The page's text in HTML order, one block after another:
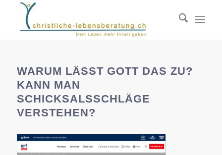
WARUM LÄSST GOTT DAS ZU?
KANN MAN
SCHICKSALSSCHLÄGE
VERSTEHEN?